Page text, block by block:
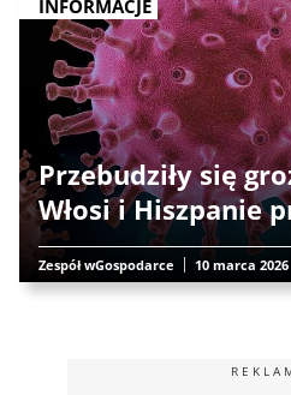
INFORMACJE
Przebudziły się
Włosi i Hiszpanie
Zespół wGospodarce 10 marca 2026